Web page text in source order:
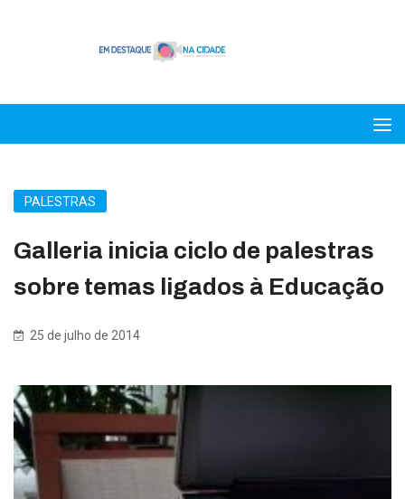
PALESTRAS
Galleria inicia ciclo de palestras
sobre temas ligados à Educação
25 de julho de 2014